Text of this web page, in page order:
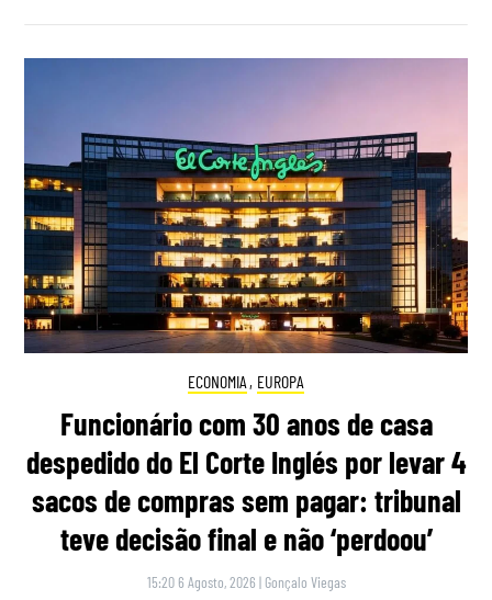
ECONOMIA , EUROPA
Funcionário com 30 anos de casa
despedido do El Corte Inglés por levar 4
sacos de compras sem pagar: tribunal
teve decisão final e não ‘perdoou’
15:20 6 Agosto, 2026 | Gonçalo Viegas